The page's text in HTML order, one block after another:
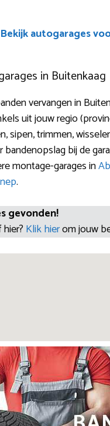
Bekijk autogarages
in Buitenkaag
vervangen in
uit jouw regio
sipen, trimmen,
bandenopslag bij de
montage-garages in
.
gevonden!
Klik hierom jouw